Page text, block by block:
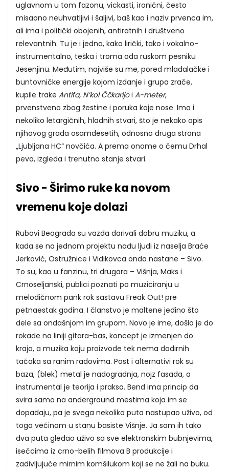
uglavnom u tom fazonu, vickasti, ironični, često
misaono neuhvatljivi i šaljivi, baš kao i naziv prvenca im,
ali ima i politički obojenih, antiratnih i društveno
relevantnih. Tu je i jedna, kako lirički, tako i vokalno-
instrumentalno, teška i troma oda ruskom pesniku
Jesenjinu. Međutim, najviše su me, pored mladalačke i
buntovničke energije kojom izdanje i grupa zrače,
kupile trake Antifa, N’kol Ččkarijoi A-meter,
prvenstveno zbog žestine i poruka koje nose. Ima i
nekoliko letargičnih, hladnih stvari, što je nekako opis
njihovog grada osamdesetih, odnosno druga strana
„Ljubljana HC“ novčića. A prema onome o čemu Drhal
peva, izgleda i trenutno stanje stvari.
Sivo - Širimo ruke ka novom
vremenu koje dolazi
Rubovi Beograda su vazda darivali dobru muziku, a
kada se na jednom projektu nađu ljudi iz naselja Braće
Jerković, Ostružnice i Vidikovca onda nastane – Sivo.
To su, kao u fanzinu, tri drugara – Višnja, Maks i
Crnoseljanski, publici poznati po muziciranju u
melodičnom pank rok sastavu Freak Out! pre
petnaestak godina. I članstvo je maltene jedino što
dele sa ondašnjom im grupom. Novo je ime, došlo je do
rokade na liniji gitara-bas, koncept je izmenjen do
kraja, a muzika koju proizvode tek nema dodirnih
tačaka sa ranim radovima. Post i alternativi rok su
baza, (blek) metal je nadogradnja, nojz fasada, a
instrumental je teorija i praksa. Bend ima princip da
svira samo na andergraund mestima koja im se
dopadaju, pa je svega nekoliko puta nastupao uživo, od
toga većinom u stanu basiste Višnje. Ja sam ih tako
dva puta gledao uživo sa sve elektronskim bubnjevima,
isečcima iz crno-belih filmova B produkcije i
zadivljujuće mirnim komšilukom koji se ne žali na buku.